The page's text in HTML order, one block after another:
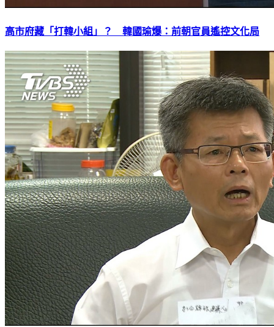
高市府藏「打韓小組」？ 韓國瑜爆：前朝官員遙控文化局